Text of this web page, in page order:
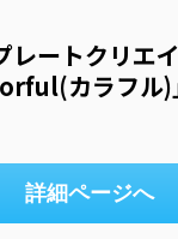
レートクリエ
カラフル)
詳細ページへ